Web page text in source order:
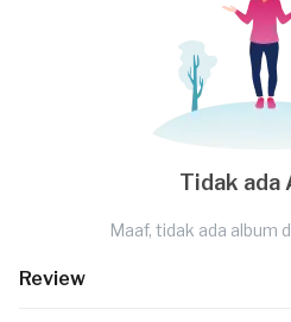
Tidak ada
Maaf, tidak ada album
Review